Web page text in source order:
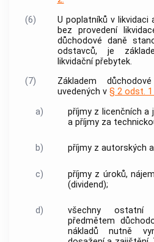
(6)
U poplatníků v likvidaci
bez provedení
důchodové daně
odstavců, je
likvidační přebytek.
(7)
Základem
uvedených v § 2 odst. 1
a)
příjmy z licenčních a
a příjmy za
b) příjmy z autorských
c)
příjmy z úroků,
(dividend);
d)
všechny
předmětem
nákladů nutně